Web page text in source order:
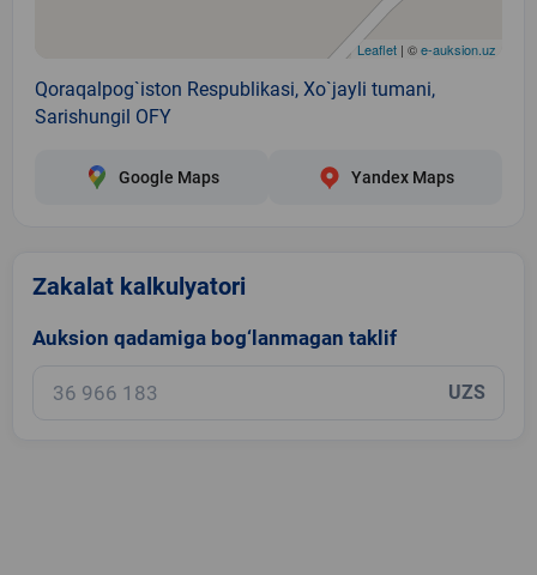
Leaflet | ©e-auksion.uz
Qoraqalpog`iston Respublikasi, Xo`jayli tumani,
Sarishungil OFY
Google Maps Yandex Maps
Zakalat kalkulyatori
Auksion qadamiga bog‘lanmagan taklif
UZS